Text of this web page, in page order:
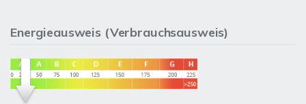
Energieausweis (Verbrauchsausweis)